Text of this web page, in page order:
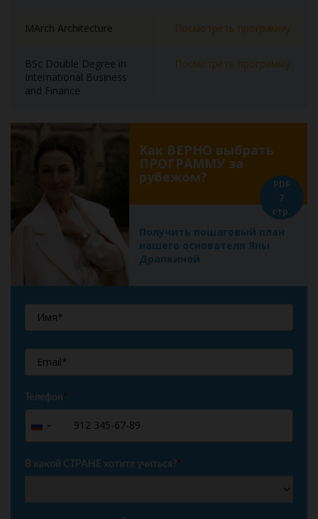
MArch Architecture Посмотреть программу
BSc Double Degree in
International Business
and Finance
Посмотреть программу
Как ВЕРНО выбрать
ПРОГРАММУ за
рубежом?
Получить пошаговый план
нашего основателя Яны
Драпкиной
PDF
7
стр.
Телефон*
Russia
+7
В какой СТРАНЕ хотите учиться?*